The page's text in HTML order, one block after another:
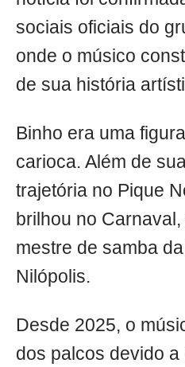
sociais oficiais do
onde o músico
de sua história
Binho era uma
carioca. Além de
trajetória no Pique
brilhou no
mestre de samba
Nilópolis.
Desde 2025, o
dos palcos devido